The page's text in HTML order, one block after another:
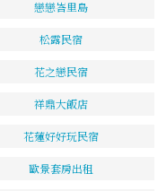
戀戀峇里島
松露民宿
花之戀民宿
祥鼎大飯店
花蓮好好玩民宿
歐景套房出租